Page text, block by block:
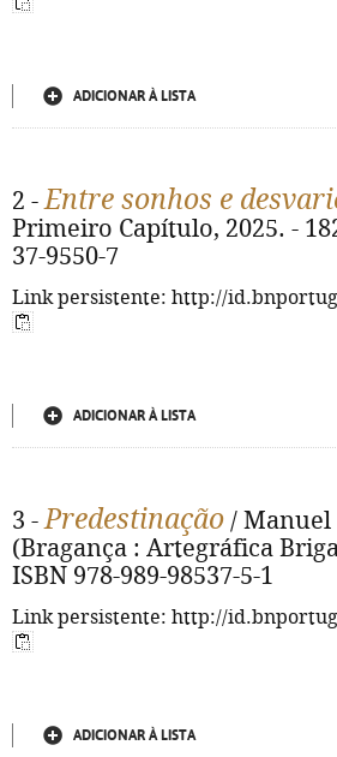
ADICIONAR À LISTA
2 -Entre sonhos e
Primeiro Capítulo, 2025. -
37-9550-7
Link persistente: http://
ADICIONAR À LISTA
3 -Predestinação / Manuel
(Bragança : Artegráfica
ISBN 978-989-98537-5-1
Link persistente: http://
ADICIONAR À LISTA